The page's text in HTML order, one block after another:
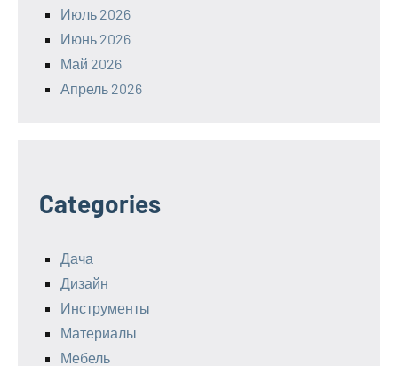
Июль 2026
Июнь 2026
Май 2026
Апрель 2026
Categories
Дача
Дизайн
Инструменты
Материалы
Мебель